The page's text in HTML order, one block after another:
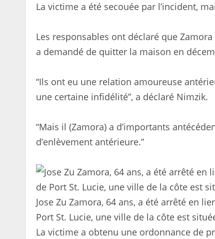
La victime a été secouée par l’incident,
Les responsables ont déclaré que
a demandé de quitter la maison en
“Ils ont eu une relation amoureuse
une certaine infidélité”, a déclaré Nimzik.
“Mais il (Zamora) a d’importants
d’enlèvement antérieure.”
Jose Zu Zamora, 64 ans, a été arrêté en
Port St. Lucie, une ville de la côte est
La victime a obtenu une ordonnance de